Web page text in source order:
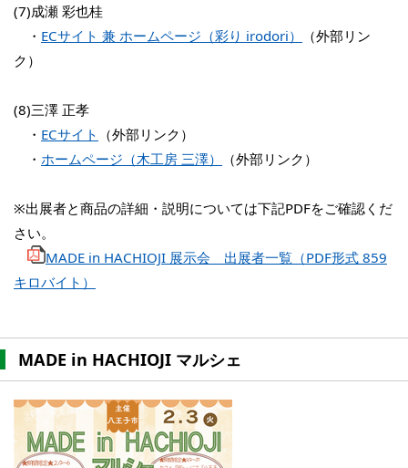
(7)成瀬 彩也桂
・ ECサイト 兼 ホームページ（彩り irodori）
（外部リン
ク）
(8)三澤 正孝
・ ECサイト （外部リンク）
・ ホームページ（木工房 三澤） （外部リンク）
※出展者と商品の詳細・説明については下記PDFをご確認くだ
さい。
MADE in HACHIOJI 展示会 出展者一覧（PDF形式 859
キロバイト）
MADE in HACHIOJI マルシェ